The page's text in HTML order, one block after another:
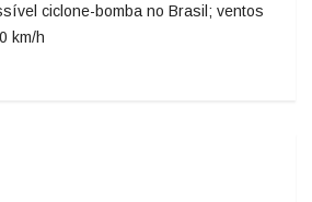
ciclone-bomba no Brasil; ventos
km/h